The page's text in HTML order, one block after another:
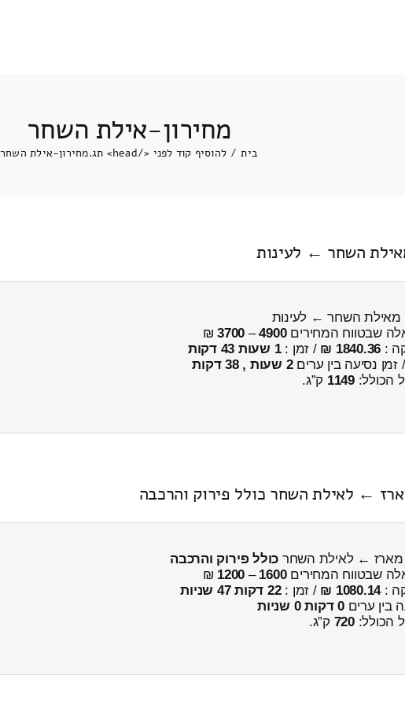
מחירון-אילת השחר
בית / להוסיף קוד לפני </head> תג. מחירון-אילת השחר
שבטווח המחירים4900
–
3700
₪
:
1840.36 ₪ / זמן :1 שעות 43 דקות
זמן נסיעה בין ערים2 שעות , 38 דקות
הכולל:1149 ק”ג.
כולל פירוק והרכבה
שבטווח המחירים1600
–
1200
₪
:
1080.14 ₪ / זמן :22 דקות 47 שניות
בין ערים0 דקות 0 שניות
הכולל:720 ק”ג.